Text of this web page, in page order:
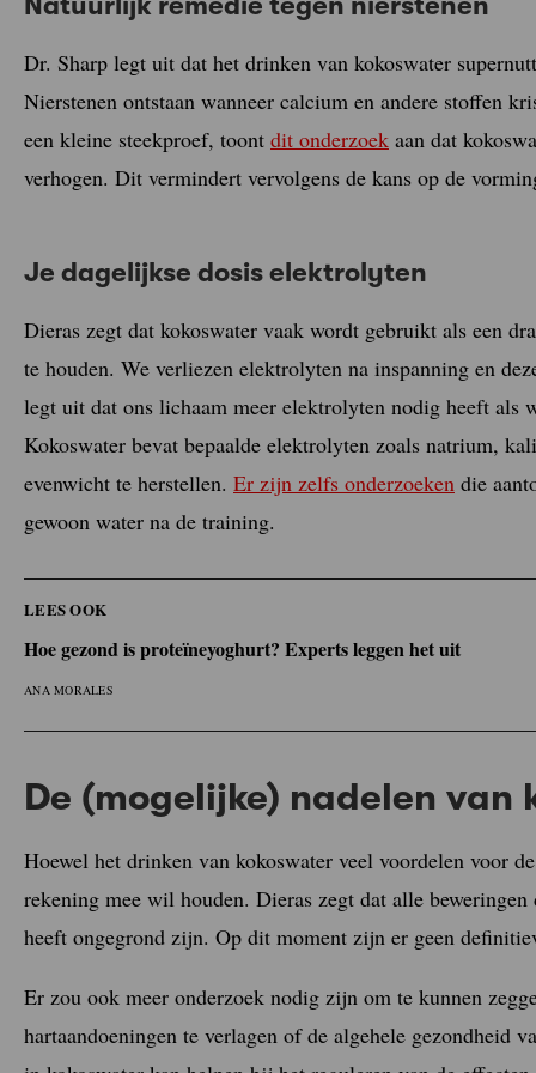
Dr. Sharp legt uit dat het drinken van kokoswater
Nierstenen ontstaan wanneer calcium en andere stoffen
een kleine steekproef, toont dit onderzoek aan dat
verhogen. Dit vermindert vervolgens de kans op de
Je dagelijkse dosis elektrolyten
Dieras zegt dat kokoswater vaak wordt gebruikt als een
te houden. We verliezen elektrolyten na inspanning en
legt uit dat ons lichaam meer elektrolyten nodig heeft als
Kokoswater bevat bepaalde elektrolyten zoals natrium,
evenwicht te herstellen. Er zijn zelfs onderzoeken die
gewoon water na de training.
LEES OOK
Hoe gezond is proteïneyoghurt? Experts leggen het uit
ANA MORALES
De (mogelijke) nadelen van
Hoewel het drinken van kokoswater veel voordelen voor
rekening mee wil houden. Dieras zegt dat alle
heeft ongegrond zijn. Op dit moment zijn er geen
Er zou ook meer onderzoek nodig zijn om te kunnen
hartaandoeningen te verlagen of de algehele gezondheid